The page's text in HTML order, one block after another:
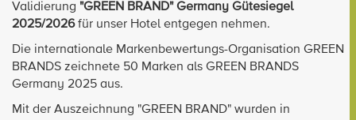
Validierung "GREEN BRAND" Germany Gütesiegel
2025/2026für unser Hotel entgegen nehmen.
Die internationale Markenbewertungs-Organisation GREEN
BRANDS zeichnete 50 Marken als GREEN BRANDS
Germany 2025 aus.
Mit der Auszeichnung "GREEN BRAND" wurden in